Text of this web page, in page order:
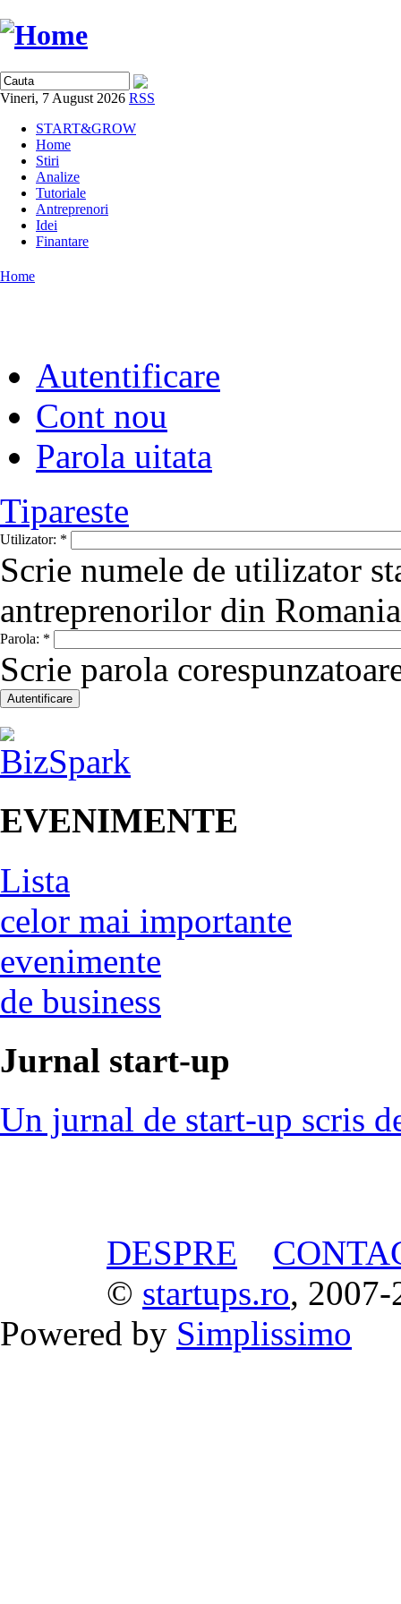
Vineri, 7 August 2026 RSS
START&GROW
Home
Stiri
Analize
Tutoriale
Antreprenori
Idei
Finantare
Home
Autentificare
Cont nou
Parola uitata
Tipareste
Utilizator: *
Scrie numele de utilizator
antreprenorilor din
Parola: *
Scrie parola
EVENIMENTE
Lista
celor mai importante
evenimente
de business
Jurnal start-up
Un jurnal de start-up scris
DESPRE
© startups.ro, 2007-
Powered by Simplissimo